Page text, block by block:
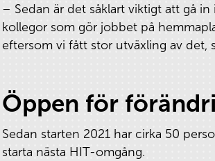
– Sedan är det såklart viktigt att gå
kollegor som gör jobbet på
eftersom vi fått stor utväxling av det,
Öppen för
Sedan starten 2021 har cirka 50
starta nästa HIT-omgång.